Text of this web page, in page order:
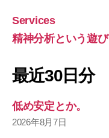
Services
精神分析という遊び
最近30日分
低め安定とか。
2026年8月7日